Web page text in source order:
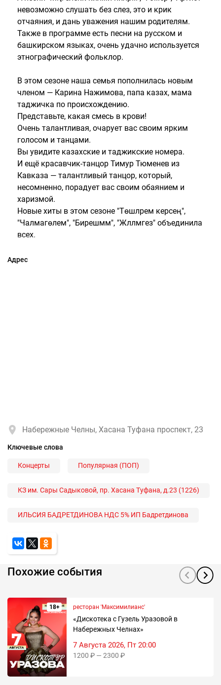
невозможно слушать без слез, это и крик
отчаяния, и дань уважения нашим родителям.
Также в программе есть песни на русском и
башкирском языках, очень удачно используется
этнографический фольклор.
В этом сезоне наша семья пополнилась новым
членом — Карина Нажимова, папа казах, мама
таджичка по происхождению.
Представьте, какая смесь в крови!
Очень талантливая, очарует вас своим ярким
голосом и танцами.
Вы увидите казахские и таджикские номера.
И ещё красавчик-танцор Тимур Тюменев из
Кавказа — талантливый танцор, который,
несомненно, порадует вас своим обаянием и
харизмой.
Новые хиты в этом сезоне "Төшләремә керәсең",
"Чалмагөлем", "Бирешмәм", "Жәлләмәгез" объединила
всех.
Адрес
Набережные Челны, Хасана Туфана проспект, 23
Ключевые слова
Концерты Популярная (ПОП)
КЗ им. Сары Садыковой, пр. Хасана Туфана, д.23 (1226)
ИЛЬСИЯ БАДРЕТДИНОВА НДС 5% ИП Бадретдинова
Похожие события
18+ ресторан 'Максимилианс'
«Дискотека с Гузель Уразовой в
Набережных Челнах»
7 Августа 2026, Пт 20:00
1200 ₽ — 2300 ₽